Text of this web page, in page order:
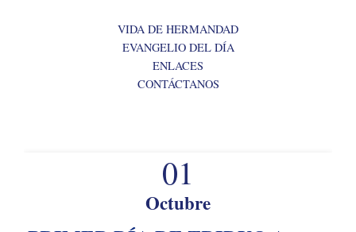
VIDA DE HERMANDAD
EVANGELIO DEL DÍA
ENLACES
CONTÁCTANOS
01
Octubre